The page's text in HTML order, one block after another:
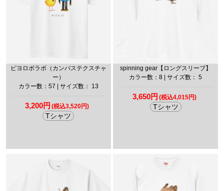
ピヨロボラボ（カンバステクスチャ
ー）
カラー数：57 | サイズ数： 13
3,200円 (税込3,520円)
Tシャツ
spinning gear【ロングスリーブ】
カラー数：8 | サイズ数： 5
3,650円 (税込4,015円)
Tシャツ